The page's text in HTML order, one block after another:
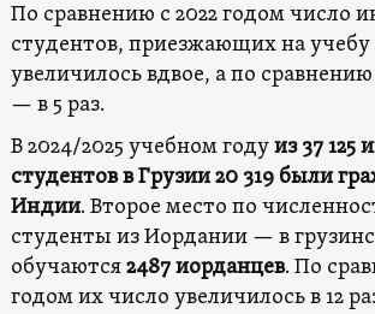
По сравнению с 2022 годом число
студентов, приезжающих на учебу
увеличилось вдвое, а по
— в 5 раз.
В 2024/2025 учебном годуиз 37 125
студентов в Грузии 20 319 были
Индии. Второе место по
студенты из Иордании — в
обучаются2487 иорданцев. По
годом их число увеличилось в 12